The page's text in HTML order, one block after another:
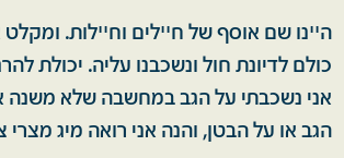
הײנו שם אוסף של חײלים וחײלות. ומקלט
כולם לדיונת חול ונשכבנו עליה. יכולת
אני נשכבתי על הגב במחשבה שלא משנה
הגב או על הבטן, והנה אני רואה מיג מצרי